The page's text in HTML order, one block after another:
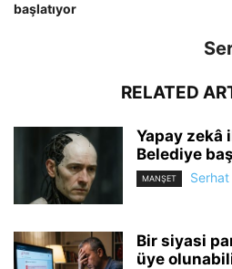
başlatıyor
RELATED
Yapay zekâ
Belediye
MANŞET Serhat
Bir siyasi
üye